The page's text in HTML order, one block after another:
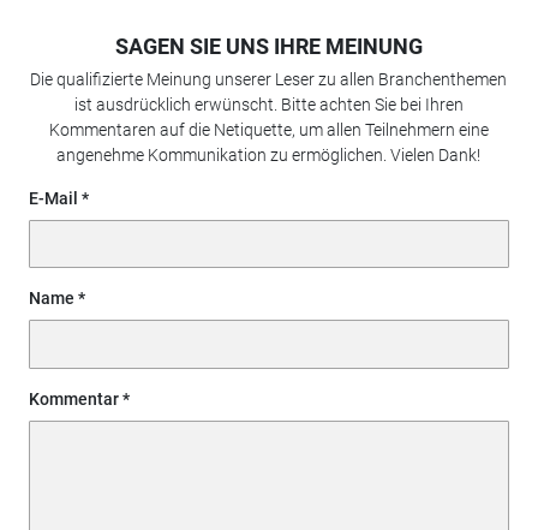
SAGEN SIE UNS IHRE MEINUNG
Die qualifizierte Meinung unserer Leser zu allen Branchenthemen
ist ausdrücklich erwünscht. Bitte achten Sie bei Ihren
Kommentaren auf die Netiquette, um allen Teilnehmern eine
angenehme Kommunikation zu ermöglichen. Vielen Dank!
E-Mail
Name
Kommentar